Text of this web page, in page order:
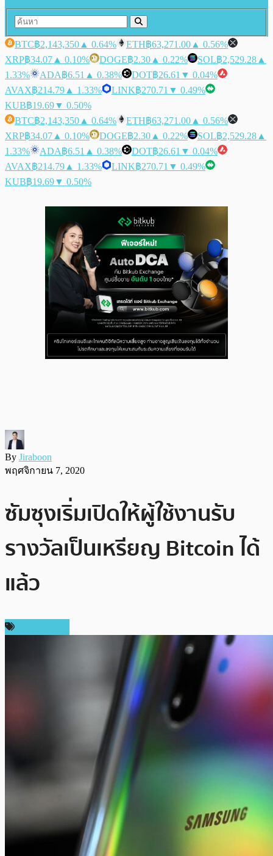
BTC฿2,143,350 ▲ 0.64% ETH฿63,271.00 ▲ 0.56%
XRP฿34.07 ▲ 0.10% DOGE฿2.30 ▲ 0.22% SOL฿2,529.28 ▲
1.33%
ADA฿6.51 ▲ 0.38% DOT฿26.61 ▼ 0.04%
AVAX฿214.79 ▲ 1.33% LINK฿270.71 ▼ 0.49%
KUB฿19.69▼ 0.50%
BTC฿2,143,350 ▲ 0.64% ETH฿63,271.00 ▲ 0.56%
XRP฿34.07 ▲ 0.10% DOGE฿2.30 ▲ 0.22% SOL฿2,529.28 ▲
1.33%
ADA฿6.51 ▲ 0.38% DOT฿26.61 ▼ 0.04%
AVAX฿214.79 ▲ 1.33% LINK฿270.71 ▼ 0.49%
KUB฿19.69▼ 0.50%
By Jiraboon
พฤศจิกายน 7, 2020
ซัมซุงเริ่มเปิดให้ผู้ใช้งานรับ
รางวัลเป็นเหรียญ Bitcoin ได้
แล้ว